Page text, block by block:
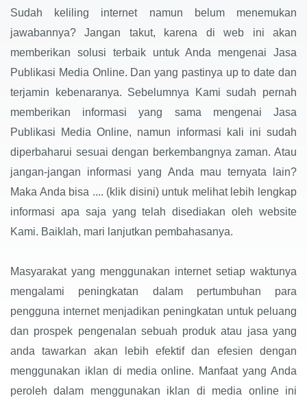
Sudah keliling internet namun belum menemukan
jawabannya? Jangan takut, karena di web ini akan
memberikan solusi terbaik untuk Anda mengenai Jasa
Publikasi Media Online. Dan yang pastinya up to date dan
terjamin kebenaranya. Sebelumnya Kami sudah pernah
memberikan informasi yang sama mengenai Jasa
Publikasi Media Online, namun informasi kali ini sudah
diperbaharui sesuai dengan berkembangnya zaman. Atau
jangan-jangan informasi yang Anda mau ternyata lain?
Maka Anda bisa .... (klik disini) untuk melihat lebih lengkap
informasi apa saja yang telah disediakan oleh website
Kami. Baiklah, mari lanjutkan pembahasanya.
Masyarakat yang menggunakan internet setiap waktunya
mengalami peningkatan dalam pertumbuhan para
pengguna internet menjadikan peningkatan untuk peluang
dan prospek pengenalan sebuah produk atau jasa yang
anda tawarkan akan lebih efektif dan efesien dengan
menggunakan iklan di media online. Manfaat yang Anda
peroleh dalam menggunakan iklan di media online ini